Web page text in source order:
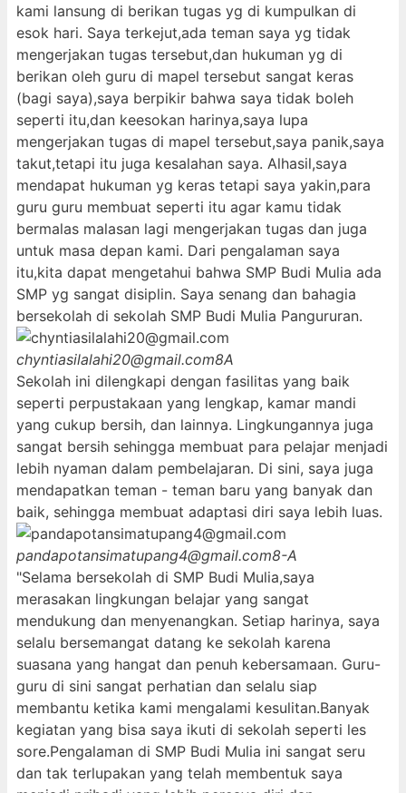
kami lansung di berikan tugas yg di kumpulkan di
esok hari. Saya terkejut,ada teman saya yg tidak
mengerjakan tugas tersebut,dan hukuman yg di
berikan oleh guru di mapel tersebut sangat keras
(bagi saya),saya berpikir bahwa saya tidak boleh
seperti itu,dan keesokan harinya,saya lupa
mengerjakan tugas di mapel tersebut,saya panik,saya
takut,tetapi itu juga kesalahan saya. Alhasil,saya
mendapat hukuman yg keras tetapi saya yakin,para
guru guru membuat seperti itu agar kamu tidak
bermalas malasan lagi mengerjakan tugas dan juga
untuk masa depan kami. Dari pengalaman saya
itu,kita dapat mengetahui bahwa SMP Budi Mulia ada
SMP yg sangat disiplin. Saya senang dan bahagia
bersekolah di sekolah SMP Budi Mulia Pangururan.
chyntiasilalahi20@gmail.com8A
Sekolah ini dilengkapi dengan fasilitas yang baik
seperti perpustakaan yang lengkap, kamar mandi
yang cukup bersih, dan lainnya. Lingkungannya juga
sangat bersih sehingga membuat para pelajar menjadi
lebih nyaman dalam pembelajaran. Di sini, saya juga
mendapatkan teman - teman baru yang banyak dan
baik, sehingga membuat adaptasi diri saya lebih luas.
pandapotansimatupang4@gmail.com8-A
"Selama bersekolah di SMP Budi Mulia,saya
merasakan lingkungan belajar yang sangat
mendukung dan menyenangkan. Setiap harinya, saya
selalu bersemangat datang ke sekolah karena
suasana yang hangat dan penuh kebersamaan. Guru-
guru di sini sangat perhatian dan selalu siap
membantu ketika kami mengalami kesulitan.Banyak
kegiatan yang bisa saya ikuti di sekolah seperti les
sore.Pengalaman di SMP Budi Mulia ini sangat seru
dan tak terlupakan yang telah membentuk saya